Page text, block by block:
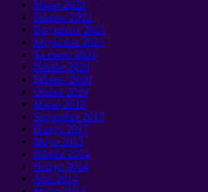
Märso 2022
Febrero 2022
Disyembre 2021
Setyembre 2021
Ya enero 2021
Hñethe 2020
Febrero 2020
Otubre 2019
Märso 2018
Setyembre 2017
Hunyo 2017
Mäyo 2015
Hñethe 2014
Hunyo 2014
Abri 2014